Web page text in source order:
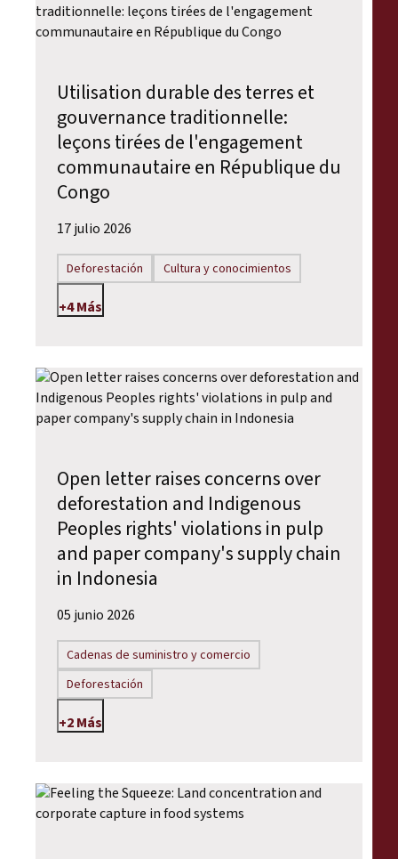
Utilisation durable des terres et
gouvernance traditionnelle:
leçons tirées de l'engagement
communautaire en République du
Congo
17 julio 2026
Deforestación Cultura y conocimientos
+4 Más
Open letter raises concerns over
deforestation and Indigenous
Peoples rights' violations in pulp
and paper company's supply chain
in Indonesia
05 junio 2026
Cadenas de suministro y comercio
Deforestación
+2 Más